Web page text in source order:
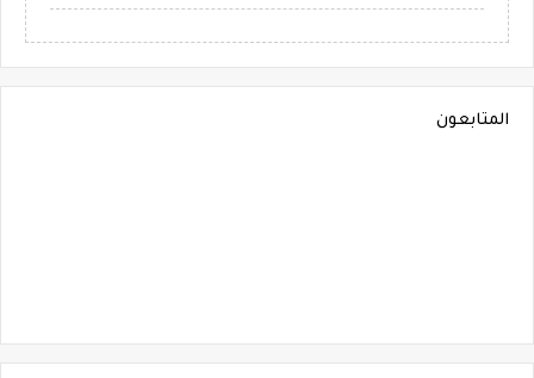
المتابعون